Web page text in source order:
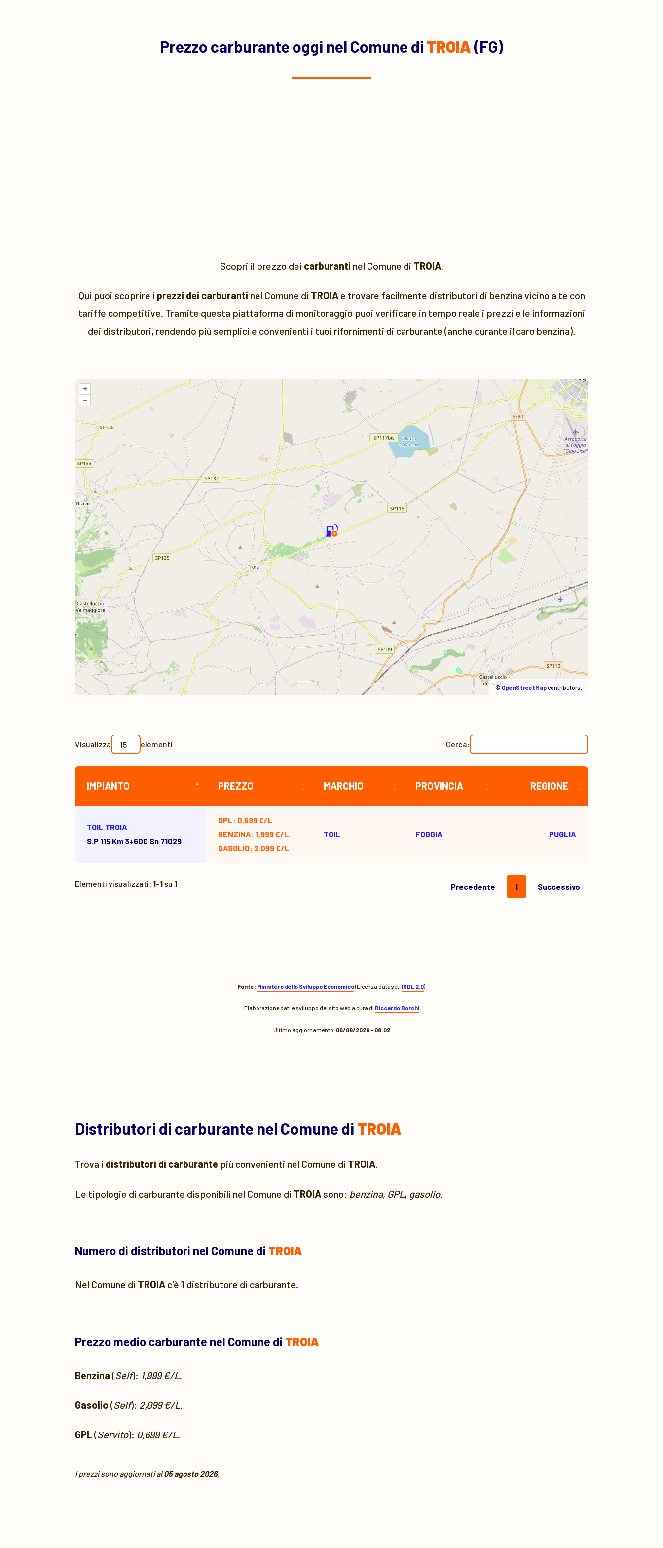
Prezzo carburante oggi nel Comune di TROIA(FG)
Scopri il prezzo dei carburanti nel Comune di TROIA.
Qui puoi scoprire i prezzi dei carburanti nel Comune di TROIAe trovare facilmente distributori di benzina vicino a te con
tariffe competitive. Tramite questa piattaforma di monitoraggio puoi verificare in tempo reale i prezzi e le informazioni
dei distributori, rendendo più semplici e convenienti i tuoi rifornimenti di carburante (anche durante il caro benzina).
+
–
© OpenStreetMapcontributors.
Visualizza elementi Cerca:
IMPIANTO PREZZO MARCHIO PROVINCIA REGIONE
TOIL TROIA
S.p 115 Km 3+600 Sn 71029
GPL: 0,699 €/L
BENZINA: 1,999 €/L
GASOLIO: 2,099 €/L
TOIL FOGGIA PUGLIA
Elementi visualizzati: 1-1 su 1 Precedente 1 Successivo
Fonte: Ministero dello Sviluppo Economico(Licenza dataset: IODL 2.0)
Elaborazione dati e sviluppo del sito web a cura di Riccardo Borchi
Ultimo aggiornamento: 06/08/2026 - 08:02
Distributori di carburante nel Comune di TROIA
Trova i distributori di carburante più convenienti nel Comune di TROIA.
Le tipologie di carburante disponibili nel Comune di TROIA sono: benzina, GPL, gasolio.
Numero di distributori nel Comune di TROIA
Nel Comune di TROIA c'è 1 distributore di carburante.
Prezzo medio carburante nel Comune di TROIA
Benzina (Self): 1,999 €/L.
Gasolio (Self): 2,099 €/L.
GPL(Servito): 0,699 €/L.
I prezzi sono aggiornati al05 agosto 2026.